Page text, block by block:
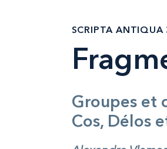
SCRIPTA ANTIQUA
Groupes et
Cos, Délos